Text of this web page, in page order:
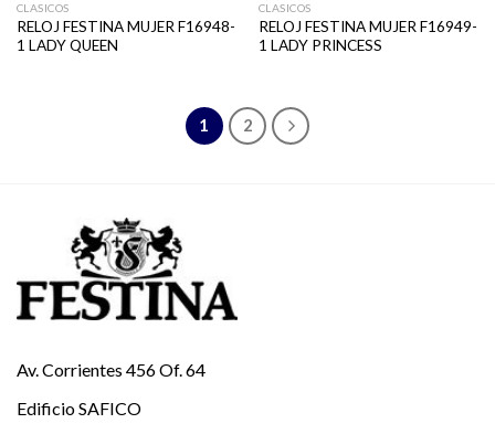
CLASICOS
RELOJ FESTINA MUJER F16948-
1 LADY QUEEN
CLASICOS
RELOJ FESTINA MUJER F16949-
1 LADY PRINCESS
1 2
Av. Corrientes 456 Of. 64
Edificio SAFICO